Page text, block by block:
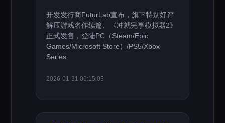
开发发行商FuturLab宣布，旗下特别好评
解压游戏名作续篇、《冲就完事模拟器2》
正式发售，登陆PC（Steam/Epic
Games/Microsoft Store）/PS5/Xbox
Series
2026-01-31 06:15:03